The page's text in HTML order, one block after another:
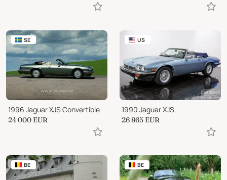
SE
1996 Jaguar XJS Convertible
24 000 EUR
US
1990 Jaguar XJS
26 865 EUR
BE BE